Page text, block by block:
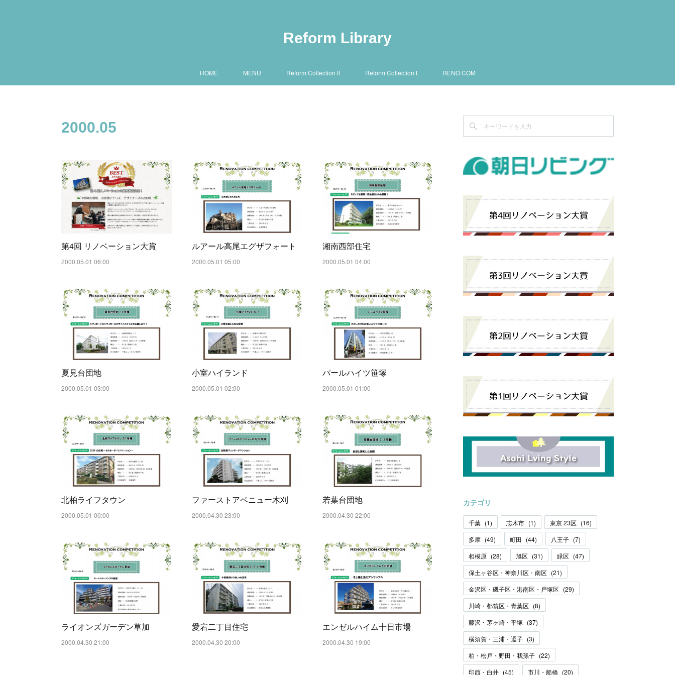
Reform Library
HOME MENU Reform Collection Ⅱ Reform Collection Ⅰ RENO COM
2000.05
第4回 リノベーション大賞
2000.05.01 06:00
ルアール高尾エグザフォート
2000.05.01 05:00
湘南西部住宅
2000.05.01 04:00
夏見台団地
2000.05.01 03:00
小室ハイランド
2000.05.01 02:00
パールハイツ笹塚
2000.05.01 01:00
北柏ライフタウン
2000.05.01 00:00
ファーストアベニュー木刈
2000.04.30 23:00
若葉台団地
2000.04.30 22:00
ライオンズガーデン草加
2000.04.30 21:00
愛宕二丁目住宅
2000.04.30 20:00
エンゼルハイム十日市場
2000.04.30 19:00
カテゴリ
千葉 (1) 志木市 (1) 東京 23区 (16)
多摩 (49) 町田 (44) 八王子 (7)
相模原 (28) 旭区 (31) 緑区 (47)
保土ヶ谷区・神奈川区・南区 (21)
金沢区・磯子区・港南区・戸塚区 (29)
川崎・都筑区・青葉区 (8)
藤沢・茅ヶ崎・平塚 (37)
横須賀・三浦・逗子 (3)
柏・松戸・野田・我孫子 (22)
印西・白井 (45) 市川・船橋 (20)